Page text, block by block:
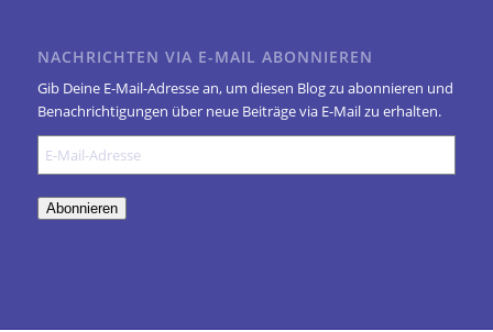
NACHRICHTEN VIA E-MAIL ABONNIEREN
Gib Deine E-Mail-Adresse an, um diesen Blog zu abonnieren und
Benachrichtigungen über neue Beiträge via E-Mail zu erhalten.
Abonnieren